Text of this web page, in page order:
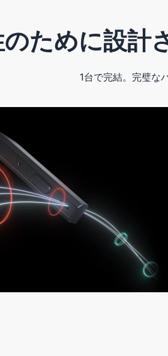
ために設計
1台で完結。完璧な